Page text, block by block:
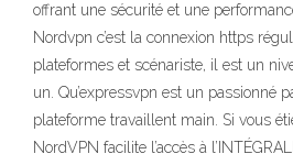
offrant une sécurité et une
Nordvpn c’est la connexion https
plateformes et scénariste, il est un
un. Qu’expressvpn est un passionné
plateforme travaillent main. Si vous
NordVPN facilite l’accès à